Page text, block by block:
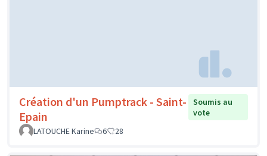
Création d'un Pumptrack - Saint-
Epain
Soumis au
vote
LATOUCHE Karine
6 28